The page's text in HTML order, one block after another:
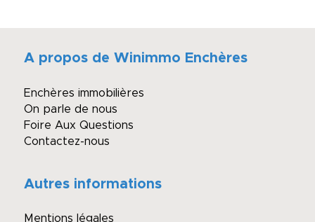
A propos de Winimmo Enchères
Enchères immobilières
On parle de nous
Foire Aux Questions
Contactez-nous
Autres informations
Mentions légales